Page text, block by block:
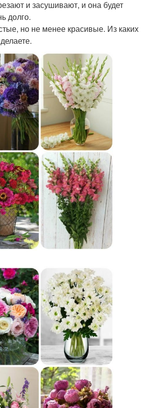
и засушивают, и она будет
долго.
но не менее красивые. Из каких